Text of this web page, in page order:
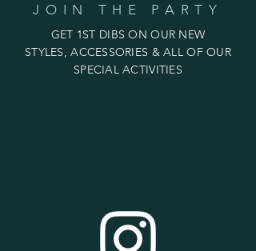
JOIN THE PARTY
GET 1ST DIBS ON OUR NEW
STYLES, ACCESSORIES & ALL OF OUR
SPECIAL ACTIVITIES